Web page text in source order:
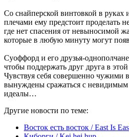
Со снайперской винтовкой в руках
плечами ему предстоит проделать
где нет спасения от невыносимой
которые в любую минуту могут
Суоффорд и его друзья-
чтобы поддержать друг друга в
Чувствуя себя совершенно чужими
вынуждены сражаться с
идеалы…
Другие новости по теме:
Восток есть восток / East Is